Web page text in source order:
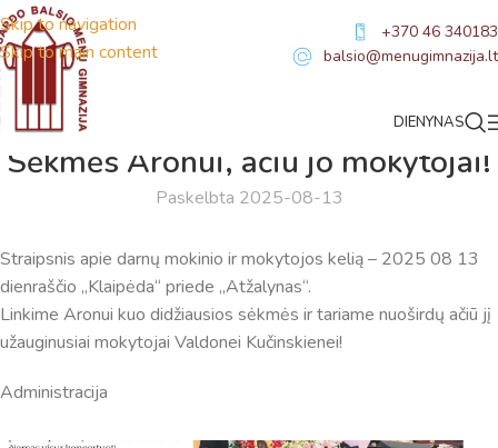
Skip to navigation
Skip to main content
+370 46 340183
balsio@menugimnazija.lt
DIENYNAS
Sėkmės Aronui, ačiū jo mokytojai!
Paskelbta 2025-08-13
Straipsnis apie darnų mokinio ir mokytojos kelią – 2025 08 13
dienraščio „Klaipėda“ priede „Atžalynas“.
Linkime Aronui kuo didžiausios sėkmės ir tariame nuoširdų ačiū jį
užauginusiai mokytojai Valdonei Kučinskienei!
Administracija
Virtualus asistentas E. Balsio gimnazijos DI
Sveiki! Taip, aš esu virtualus. Tačiau dirbtinis intelektas
dar tobulai atsimenu visą šioje svetainėje pateiktą